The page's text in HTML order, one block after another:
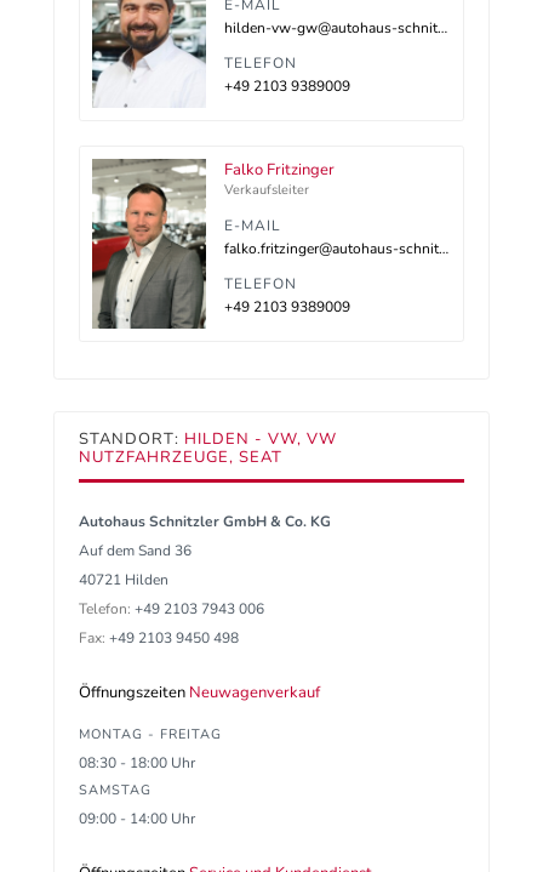
E-MAIL
hilden-vw-gw@autohaus-schnitzler.dealerdesk.de
TELEFON
+49 2103 9389009
Falko Fritzinger
Verkaufsleiter
E-MAIL
falko.fritzinger@autohaus-schnitzler.de
TELEFON
+49 2103 9389009
STANDORT: HILDEN - VW, VW
NUTZFAHRZEUGE, SEAT
Autohaus Schnitzler GmbH & Co. KG
Auf dem Sand 36
40721 Hilden
Telefon: +49 2103 7943 006
Fax: +49 2103 9450 498
Öffnungszeiten Neuwagenverkauf
MONTAG - FREITAG
08:30 - 18:00 Uhr
SAMSTAG
09:00 - 14:00 Uhr